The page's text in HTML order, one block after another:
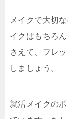
メイクで大切
イクはもちろ
さえて、フレ
しましょう。
就活メイクの